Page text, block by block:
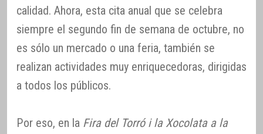
calidad. Ahora, esta cita anual que se celebra
siempre el segundo fin de semana de octubre, no
es sólo un mercado o una feria, también se
realizan actividades muy enriquecedoras, dirigidas
a todos los públicos.
Por eso, en la Fira del Torró i la Xocolata a la